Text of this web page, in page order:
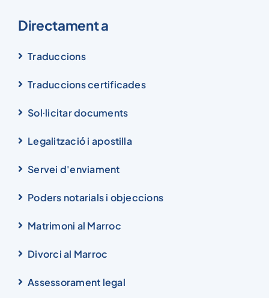
Directament a
Traduccions
Traduccions certificades
Sol·licitar documents
Legalització i apostilla
Servei d'enviament
Poders notarials i objeccions
Matrimoni al Marroc
Divorci al Marroc
Assessorament legal